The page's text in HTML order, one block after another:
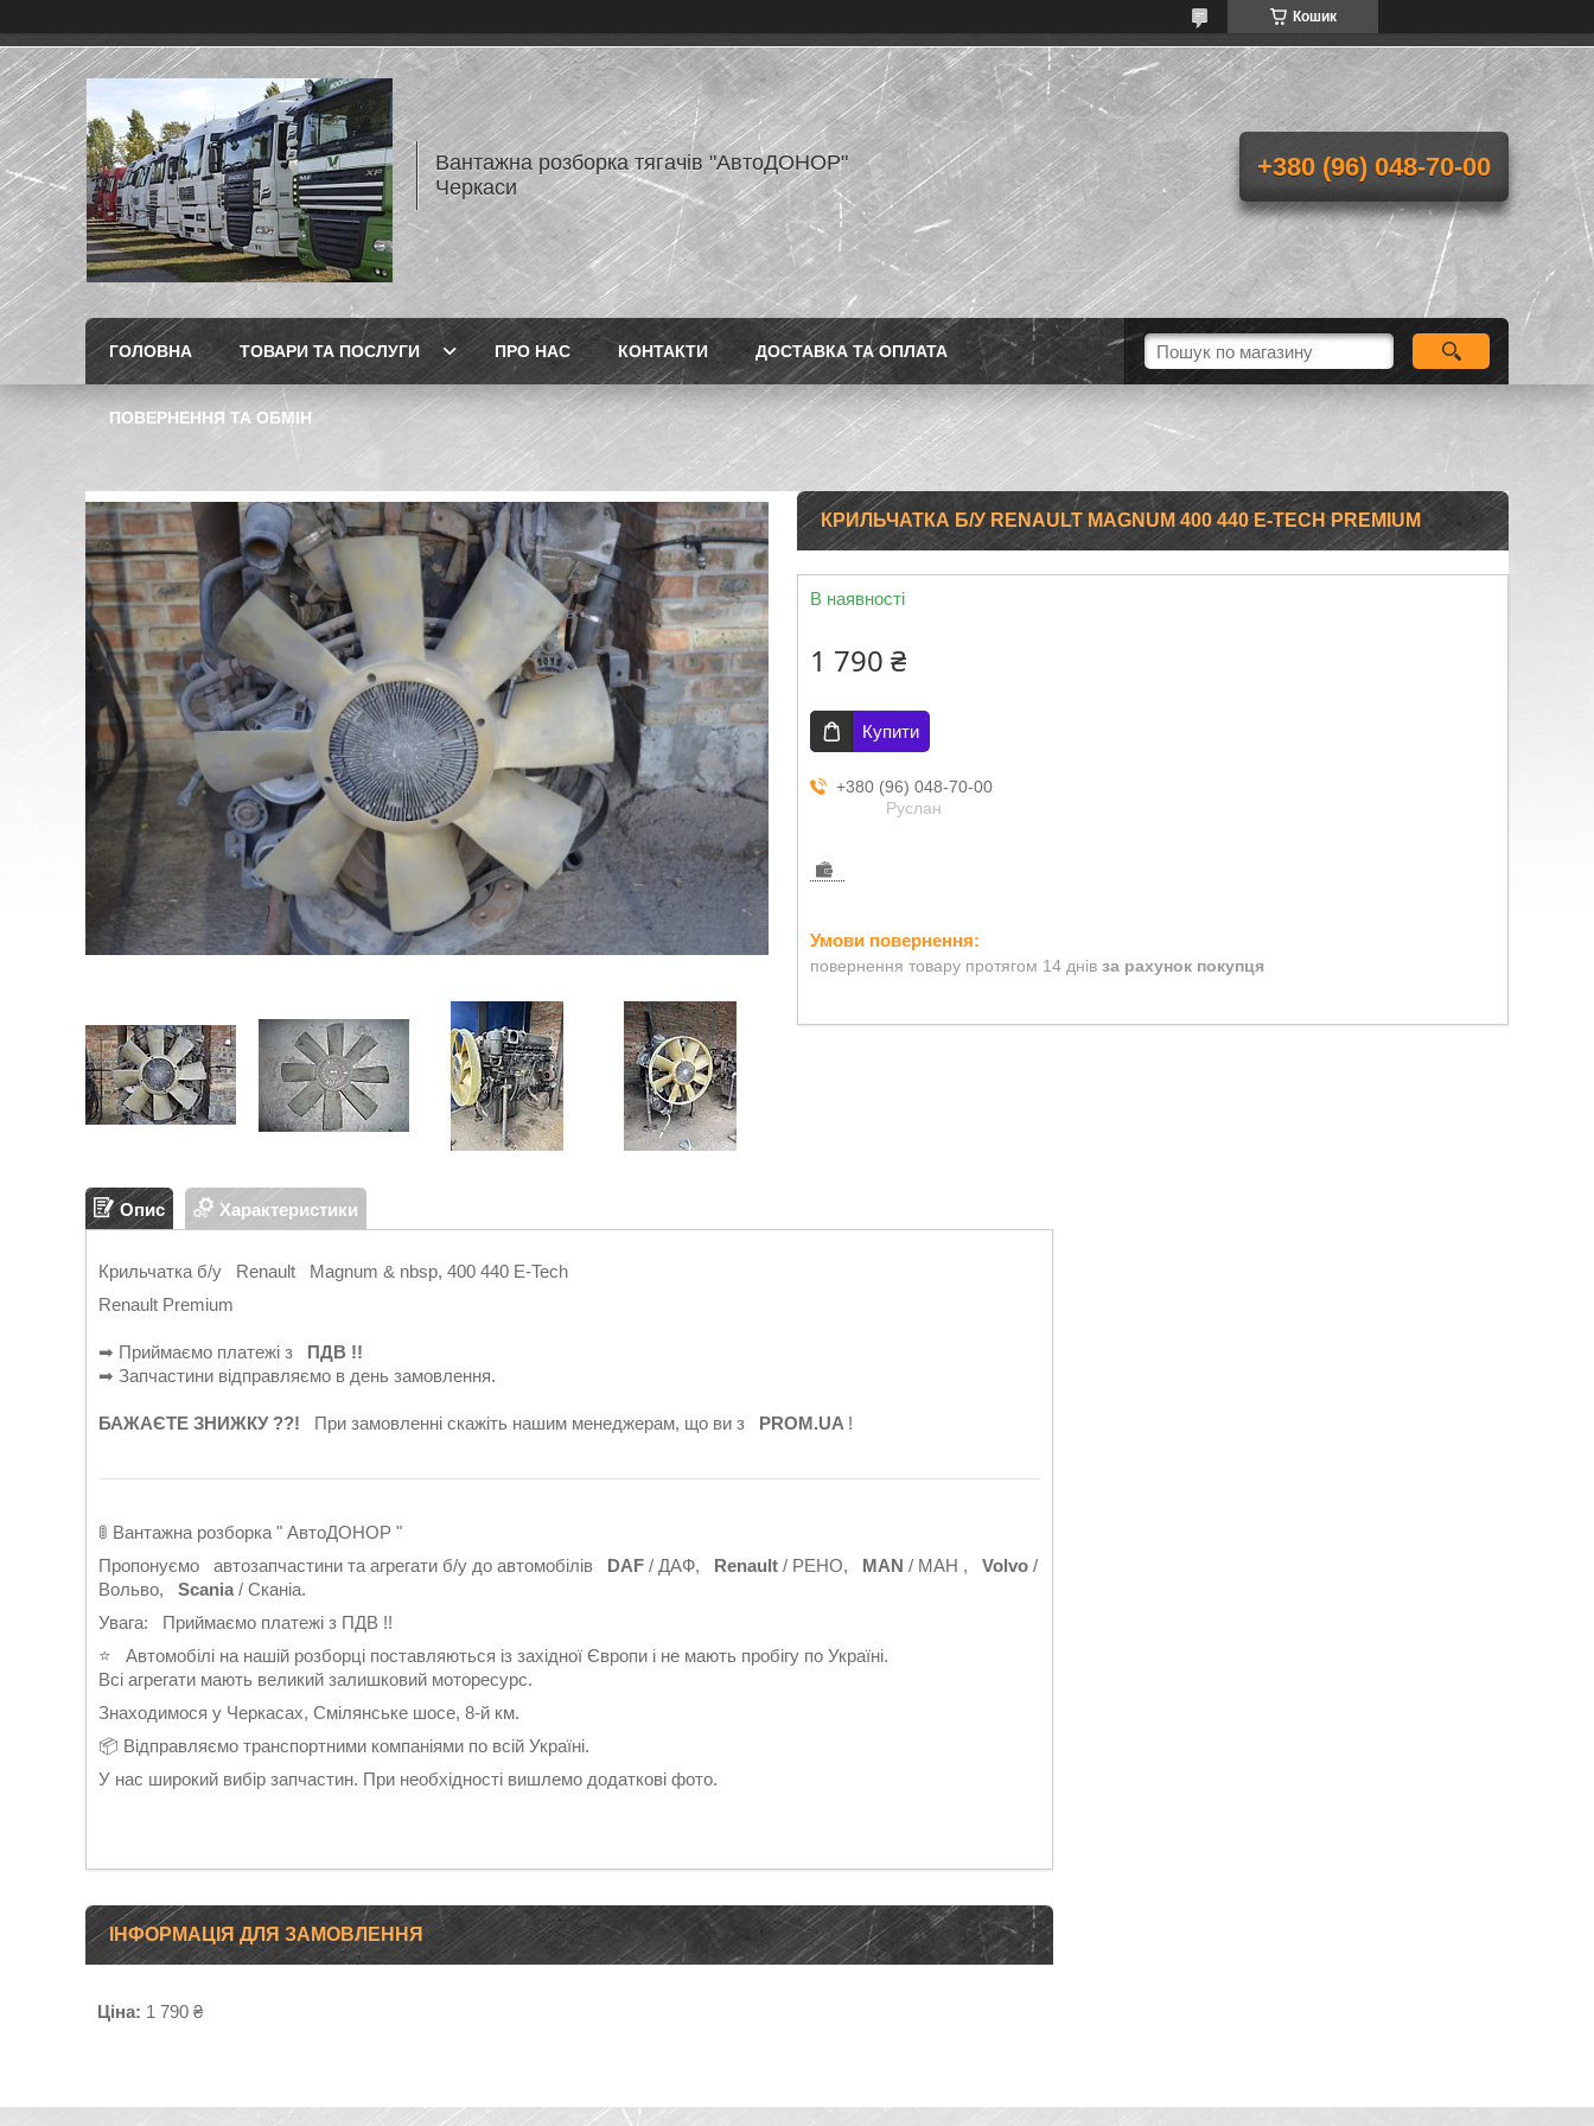
Кошик
Вантажна розборка тягачів "АвтоДОНОР"
Черкаси
+380 (96) 048-70-00
ГОЛОВНА ТОВАРИ ТА ПОСЛУГИ ПРО НАС КОНТАКТИ ДОСТАВКА ТА ОПЛАТА
ПОВЕРНЕННЯ ТА ОБМІН
КРИЛЬЧАТКА Б/У RENAULT MAGNUM 400 440 E-TECH PREMIUM
В наявності
1 790 ₴
Купити
+380 (96) 048-70-00
Руслан
повернення товару протягом 14 днів за рахунок покупця
Опис Характеристики
Крильчатка б/у Renault Magnum & nbsp, 400 440 E-Tech
Renault Premium
➡ Приймаємо платежі з ПДВ !!
➡ Запчастини відправляємо в день замовлення.
БАЖАЄТЕ ЗНИЖКУ ??! При замовленні скажіть нашим менеджерам, що ви з PROM.UA !
🚦 Вантажна розборка " АвтоДОНОР "
Пропонуємо автозапчастини та агрегати б/у до автомобілів DAF / ДАФ, Renault / РЕНО, MAN / МАН , Volvo /
Вольво, Scania / Сканіа.
Увага: Приймаємо платежі з ПДВ !!
⭐ Автомобілі на нашій розборці поставляються із західної Європи і не мають пробігу по Україні.
Всі агрегати мають великий залишковий моторесурс.
Знаходимося у Черкасах, Смілянське шосе, 8-й км.
📦 Відправляємо транспортними компаніями по всій Україні.
У нас широкий вибір запчастин. При необхідності вишлемо додаткові фото.
ІНФОРМАЦІЯ ДЛЯ ЗАМОВЛЕННЯ
Ціна: 1 790 ₴